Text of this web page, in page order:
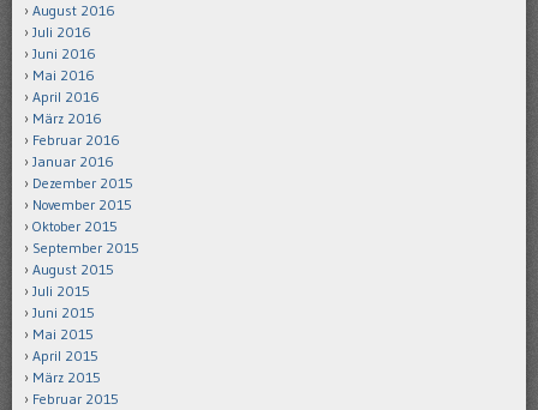
August 2016
Juli 2016
Juni 2016
Mai 2016
April 2016
März 2016
Februar 2016
Januar 2016
Dezember 2015
November 2015
Oktober 2015
September 2015
August 2015
Juli 2015
Juni 2015
Mai 2015
April 2015
März 2015
Februar 2015